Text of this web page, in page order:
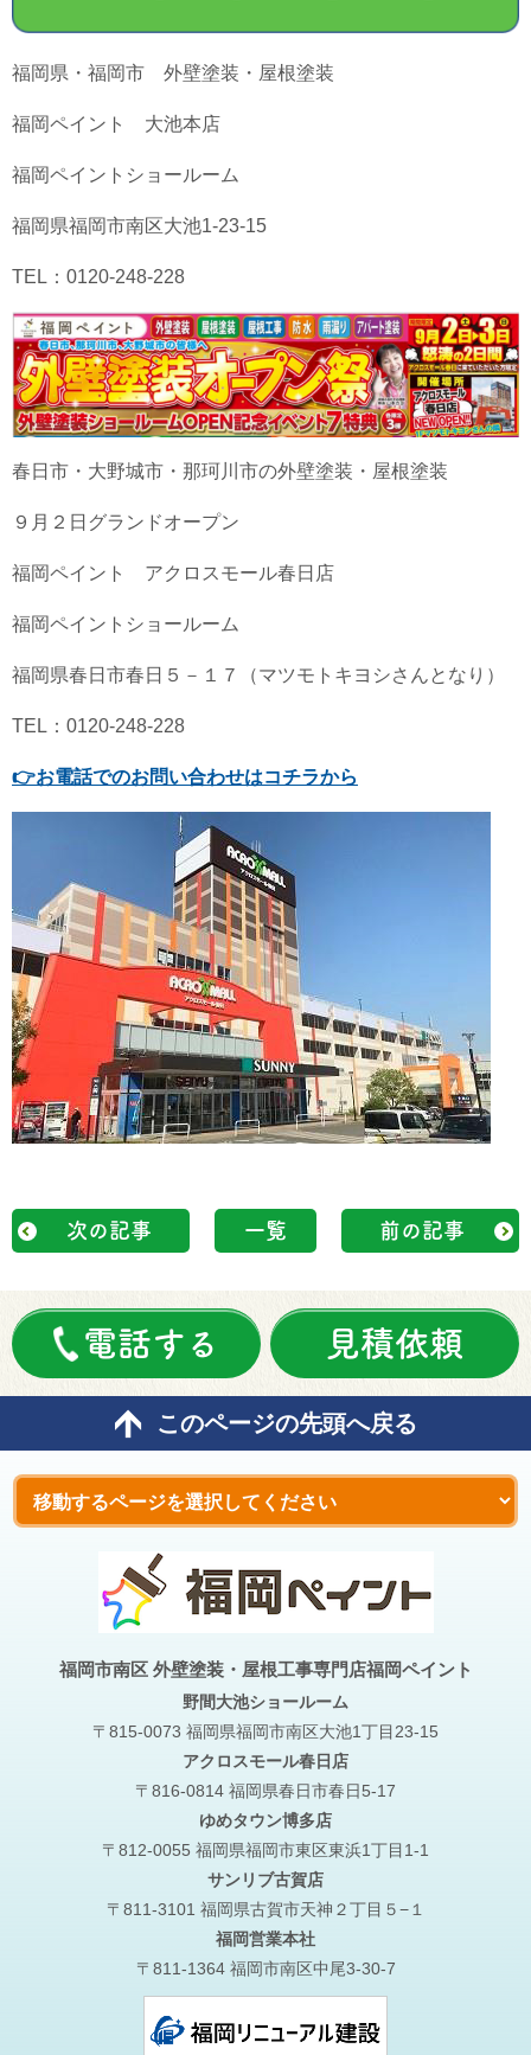
福岡県・福岡市 外壁塗装・屋根塗装
福岡ペイント 大池本店
福岡ペイントショールーム
福岡県福岡市南区大池1-23-15
TEL：0120-248-228
春日市・大野城市・那珂川市の外壁塗装・屋根塗装
９月２日グランドオープン
福岡ペイント アクロスモール春日店
福岡ペイントショールーム
福岡県春日市春日５－１７（マツモトキヨシさんとなり）
TEL：0120-248-228
👉お電話でのお問い合わせはコチラから
次の記事 一覧 前の記事
電話する 見積依頼
このページの先頭へ戻る
福岡市南区 外壁塗装・屋根工事専門店福岡ペイント
野間大池ショールーム
〒815-0073 福岡県福岡市南区大池1丁目23-15
アクロスモール春日店
〒816-0814 福岡県春日市春日5-17
ゆめタウン博多店
〒812-0055 福岡県福岡市東区東浜1丁目1-1
サンリブ古賀店
〒811-3101 福岡県古賀市天神２丁目５−１
福岡営業本社
〒811-1364 福岡市南区中尾3-30-7